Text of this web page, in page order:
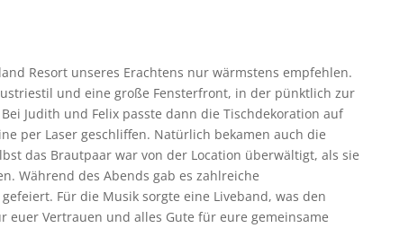
Resort unseres Erachtens nur wärmstens empfehlen.
und eine große Fensterfront, in der pünktlich zur
Judith und Felix passte dann die Tischdekoration auf
per Laser geschliffen. Natürlich bekamen auch die
das Brautpaar war von der Location überwältigt, als sie
Während des Abends gab es zahlreiche
Für die Musik sorgte eine Liveband, was den
euer Vertrauen und alles Gute für eure gemeinsame